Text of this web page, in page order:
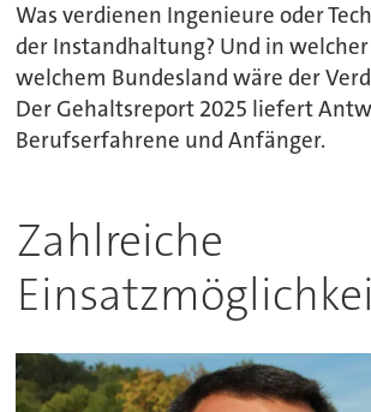
Was verdienen Ingenieure oder
der Instandhaltung? Und in
welchem Bundesland wäre der
Der Gehaltsreport 2025 liefert
Berufserfahrene und Anfänger.
Zahlreiche